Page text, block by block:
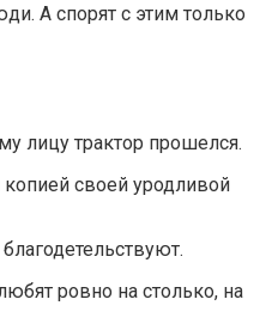
А спорят с этим только
лицу трактор прошелся.
своей уродливой
ровно на столько, на